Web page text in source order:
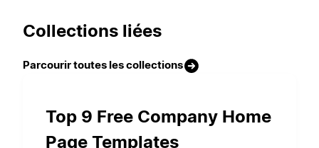
Collections liées
Parcourir toutes les collections
Top 9 Free Company Home
Page Templates